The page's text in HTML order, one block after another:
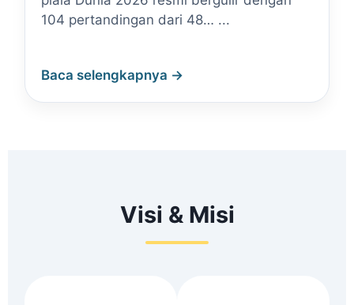
104 pertandingan dari 48… ...
Baca selengkapnya →
Visi & Misi